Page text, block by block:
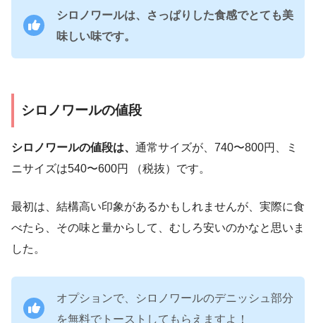
シロノワールは、さっぱりした食感でとても美
味しい味です。
シロノワールの値段
シロノワールの値段は、 通常サイズが、740〜800円、ミ
ニサイズは540〜600円 （税抜）です。
最初は、結構高い印象があるかもしれませんが、実際に食
べたら、その味と量からして、むしろ安いのかなと思いま
した。
オプションで、シロノワールのデニッシュ部分
を無料でトーストしてもらえますよ！